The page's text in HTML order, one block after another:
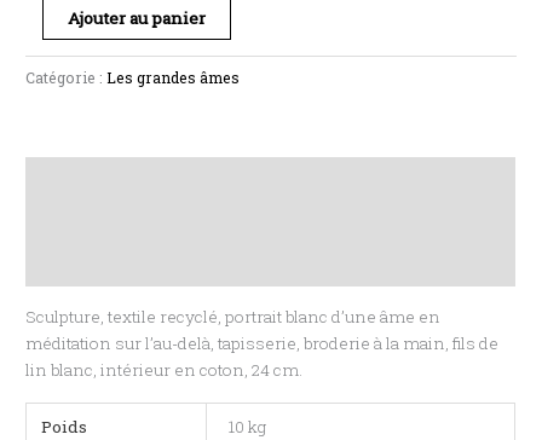
Ajouter au panier
Catégorie :Les grandes âmes
Sculpture, textile recyclé, portrait blanc d’une âme en
méditation sur l’au-delà, tapisserie, broderie à la main, fils de
lin blanc, intérieur en coton, 24 cm.
Poids 10 kg